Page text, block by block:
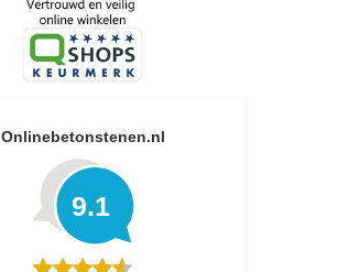
Onlinebetonstenen.nl
9.1